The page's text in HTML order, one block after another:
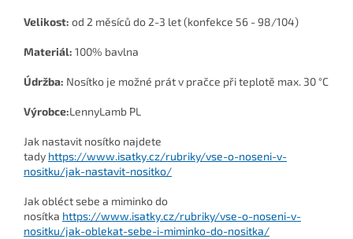
Velikost: od 2 měsíců do 2-3 let (konfekce 56 - 98/104)
Materiál: 100% bavlna
Údržba: Nosítko je možné prát v pračce při teplotě max. 30 °C
Výrobce:LennyLamb PL
Jak nastavit nosítko najdete
tady https://www.isatky.cz/rubriky/vse-o-noseni-v-
nositku/jak-nastavit-nositko/
Jak obléct sebe a miminko do
nosítka https://www.isatky.cz/rubriky/vse-o-noseni-v-
nositku/jak-oblekat-sebe-i-miminko-do-nositka/